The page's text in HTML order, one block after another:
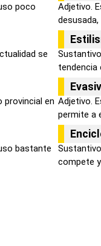
poco
Adjetivo.
se
tendencia
provincial en Adjetivo.
permite a
bastante
compete